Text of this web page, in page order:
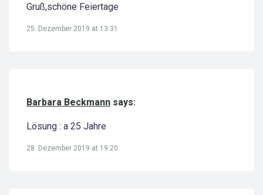
Gruß,schöne Feiertage
25. Dezember 2019 at 13:31
Barbara Beckmann says:
Lösung : a 25 Jahre
28. Dezember 2019 at 19:20